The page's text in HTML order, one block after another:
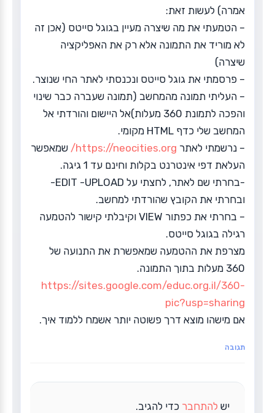
אמרה) לעשות זאת:
– הטמעתי את מה שיצרה מעיין בגוגל סייטס (אכן זה
לא מוריד את התמונה אלא רק את האפליקציה
שיצרה)
– פרסמתי את גוגל סייטס ונכנסתי לאתר החי שנוצר.
– העליתי תמונה מהמחשב (תמונה שעברה כבר שינוי
והפכה לתמונת 360 מעלות)אל היישום והורדתי אל
המחשב שלי כדף HTML מקומי.
– נרשמתי לאתר https://neocities.org/
שמאפשר
העלאת דפי אינטרנט בקלות וחינם עד 1 גיגה.
-בחרתי שם לאתר, לחצתי על EDIT -UPLOAD-
ובחרתי את הקובץ שהורדתי למחשב.
– בחרתי את כפתור VIEW וקיבלתי קישור להטמעה
רגילה בגוגל סייטס.
מצרפת את ההטמעה שמאפשרת את התנועה של
360 מעלות בתוך התמונה.
https://sites.google.com/educ.org.il/360-
pic?usp=sharing
אם מישהו מוצא דרך פשוטה יותר אשמח ללמוד איך.
תגובה
יש להתחבר כדי להגיב.